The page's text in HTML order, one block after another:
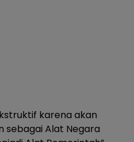
karena akan
sebagai Alat Negara